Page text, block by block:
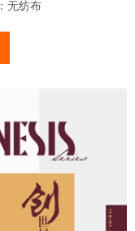
无纺布